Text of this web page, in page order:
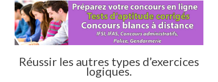
Réussir les autres types d’exercices
logiques.